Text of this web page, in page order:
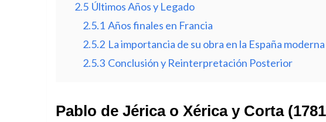
2.5 Últimos Años y Legado
2.5.1 Años finales en Francia
2.5.2 La importancia de su obra en la España moderna
2.5.3 Conclusión y Reinterpretación Posterior
Pablo de Jérica o Xérica y Corta